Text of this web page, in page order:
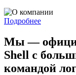
Подробнее
Мы —
Shell с
командой